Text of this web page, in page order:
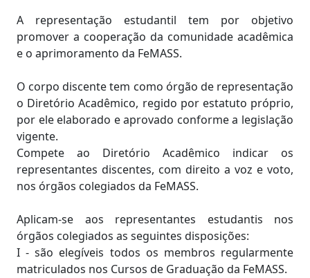
A representação estudantil tem por objetivo
promover a cooperação da comunidade acadêmica
e o aprimoramento da FeMASS.
O corpo discente tem como órgão de representação
o Diretório Acadêmico, regido por estatuto próprio,
por ele elaborado e aprovado conforme a legislação
vigente.
Compete ao Diretório Acadêmico indicar os
representantes discentes, com direito a voz e voto,
nos órgãos colegiados da FeMASS.
Aplicam-se aos representantes estudantis nos
órgãos colegiados as seguintes disposições:
I - são elegíveis todos os membros regularmente
matriculados nos Cursos de Graduação da FeMASS.